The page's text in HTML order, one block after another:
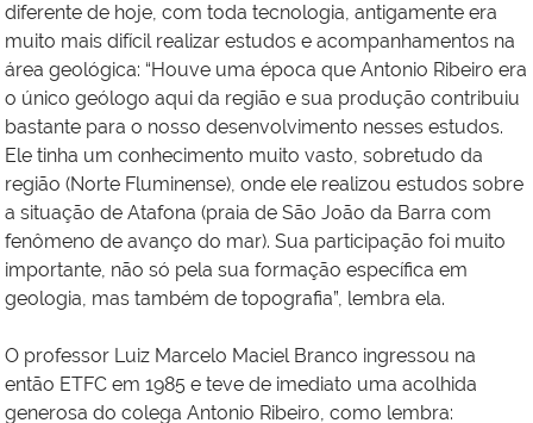
diferente de hoje, com toda tecnologia, antigamente era
muito mais difícil realizar estudos e acompanhamentos na
área geológica: “Houve uma época que Antonio Ribeiro era
o único geólogo aqui da região e sua produção contribuiu
bastante para o nosso desenvolvimento nesses estudos.
Ele tinha um conhecimento muito vasto, sobretudo da
região (Norte Fluminense), onde ele realizou estudos sobre
a situação de Atafona (praia de São João da Barra com
fenômeno de avanço do mar). Sua participação foi muito
importante, não só pela sua formação específica em
geologia, mas também de topografia”, lembra ela.
O professor Luiz Marcelo Maciel Branco ingressou na
então ETFC em 1985 e teve de imediato uma acolhida
generosa do colega Antonio Ribeiro, como lembra: